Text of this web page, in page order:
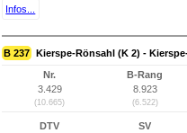
Infos...
B 237 Kierspe-Rönsahl (K 2) -
Nr.
3.429
(10.665)
B-Rang
8.923
(6.522)
DTV
SV